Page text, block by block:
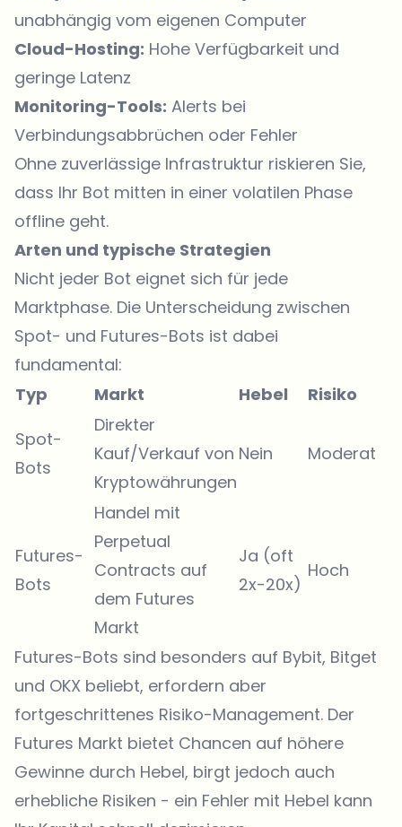
unabhängig vom eigenen Computer
Cloud-Hosting: Hohe Verfügbarkeit und
geringe Latenz
Monitoring-Tools: Alerts bei
Verbindungsabbrüchen oder Fehler
Ohne zuverlässige Infrastruktur riskieren Sie,
dass Ihr Bot mitten in einer volatilen Phase
offline geht.
Arten und typische Strategien
Nicht jeder Bot eignet sich für jede
Marktphase. Die Unterscheidung zwischen
Spot- und Futures-Bots ist dabei
fundamental:
Typ
Markt Hebel
Risiko
Spot-
Bots
Direkter
Kauf/Verkauf von
Kryptowährungen
Nein Moderat
Futures-
Bots
Handel mit
Perpetual
Contracts auf
dem Futures
Markt
Ja (oft
2x-20x)
Hoch
Futures-Bots sind besonders auf Bybit, Bitget
und OKX beliebt, erfordern aber
fortgeschrittenes Risiko-Management. Der
Futures Markt bietet Chancen auf höhere
Gewinne durch Hebel, birgt jedoch auch
erhebliche Risiken - ein Fehler mit Hebel kann